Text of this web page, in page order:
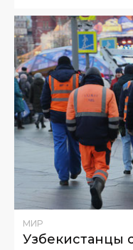
МИР
Узбекистанцы